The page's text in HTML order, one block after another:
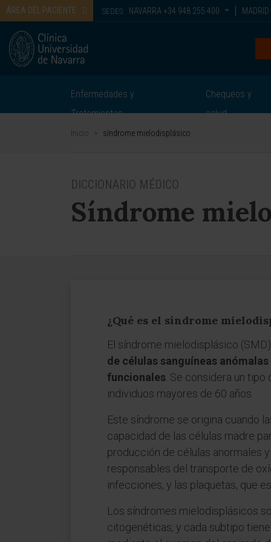
ÁREA DEL PACIENTE SEDES: NAVARRA +34 948 255 400 MADRID
Enfermedades y
Tratamientos
Chequeos y
salud
Inicio > síndrome mielodisplásico
DICCIONARIO MÉDICO
Síndrome
¿Qué es el síndrome
El síndrome mielodisplásico
de células sanguíneas
funcionales . Se considera un
individuos mayores de 60 años.
Este síndrome se origina cuando
capacidad de las células madre
producción de células anormales
responsables del transporte de
infecciones, y las plaquetas, que
Los síndromes mielodisplásicos
citogenéticas, y cada subtipo